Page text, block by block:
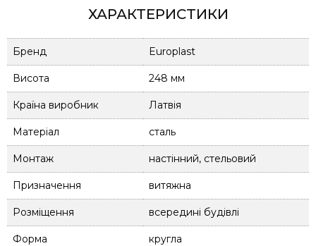
ХАРАКТЕРИСТИКИ
Бренд Europlast
Висота 248 мм
Країна виробник Латвія
Матеріал сталь
Монтаж настінний, стельовий
Призначення витяжна
Розміщення всередині будівлі
Форма кругла